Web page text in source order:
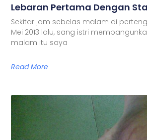
Lebaran Pertama Dengan
Sekitar jam sebelas malam di
Mei 2013 lalu, sang istri
malam itu saya
Read More